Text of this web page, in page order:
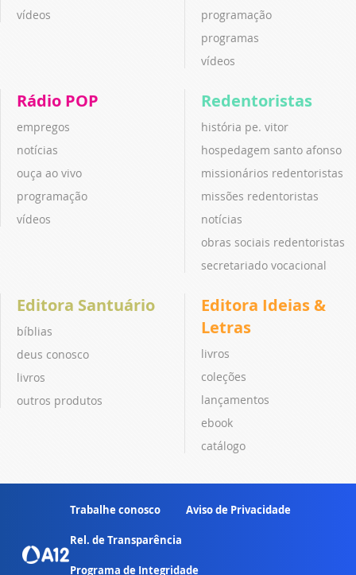
vídeos
programação
programas
vídeos
Rádio POP
empregos
notícias
ouça ao vivo
programação
vídeos
Redentoristas
história pe. vitor
hospedagem santo afonso
missionários redentoristas
missões redentoristas
notícias
obras sociais redentoristas
secretariado vocacional
Editora Santuário
bíblias
deus conosco
livros
outros produtos
Editora Ideias &
Letras
livros
coleções
lançamentos
ebook
catálogo
Trabalhe conosco Aviso de Privacidade
Rel. de Transparência
Programa de Integridade